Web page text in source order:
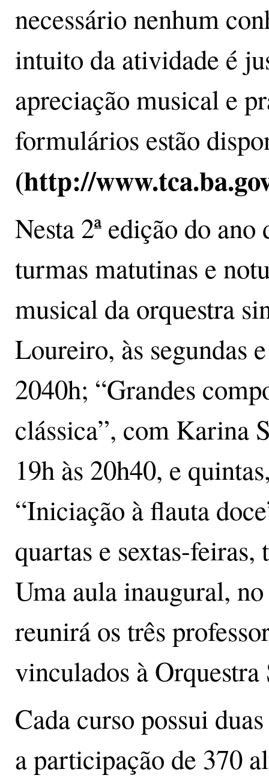
necessário nenhum
intuito da atividade é
apreciação musical e
formulários estão
(http://
Nesta 2ª edição do
turmas matutinas e
musical da orquestra
Loureiro, às segundas
2040h; “Grandes
clássica”, com Karina
19h às 20h40, e
“Iniciação à flauta
quartas e sextas-
Uma aula inaugural,
reunirá os três
vinculados à
Cada curso possui
a participação de 370